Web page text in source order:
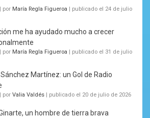
| por María Regla Figueroa | publicado el 24 de julio
me ha ayudado mucho a crecer
| por María Regla Figueroa | publicado el 31 de julio
Martínez: un Gol de Radio
| por Valia Valdés | publicado el 20 de julio de 2026
un hombre de tierra brava